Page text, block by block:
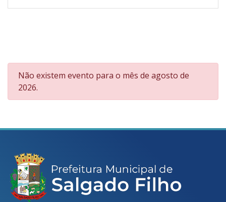
Error:
Não existem evento para o mês de agosto de
2026.